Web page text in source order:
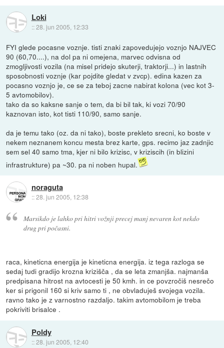
Loki
::28. jun 2005, 12:33
FYI glede pocasne voznje. tisti znaki zapovedujejo voznjo NAJVEC
90 (60,70....), na dol pa ni omejena, marvec odvisna od
zmogljivosti vozila (na misel pridejo skuterji, traktorji...) in lastnih
sposobnosti voznje (kar pojdite gledat v zvcp). edina kazen za
pocasno voznjo je, ce se za teboj zacne nabirat kolona (vec kot 3-
5 avtomobilov).
tako da so kaksne sanje o tem, da bi bil tak, ki vozi 70/90
kaznovan isto, kot tisti 110/90, samo sanje.
da je temu tako (oz. da ni tako), boste prekleto srecni, ko boste v
nekem neznanem koncu mesta brez karte, gps. recimo jaz zadnjic
sem sel 40 samo tma, kjer ni bilo krizisc, v kriziscih (in blizini
infrastrukture) pa ~30. pa ni noben hupal.
noraguta
::28. jun 2005, 12:38
Marsikdo je lahko pri hitri vožnji precej manj nevaren kot nekdo
drug pri počasni.
raca, kineticna energija je kineticna energija. iz tega razloga se
sedaj tudi gradijo krozna krizišča , da se leta zmanjša. najmanša
predpisana hitrost na avtocesti je 50 kmh. in ce povzročiš nesrečo
ker si prigonil 160 si kriv samo ti , ne obvladuješ svojega vozila.
ravno tako je z varnostno razdaljo. takim avtomobilom je treba
pokriviti brisalce .
Poldy
::28. jun 2005, 12:40